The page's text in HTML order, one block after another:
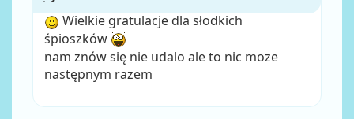
Wielkie gratulacje dla słodkich
śpioszków
nam znów się nie udalo ale to nic moze
następnym razem